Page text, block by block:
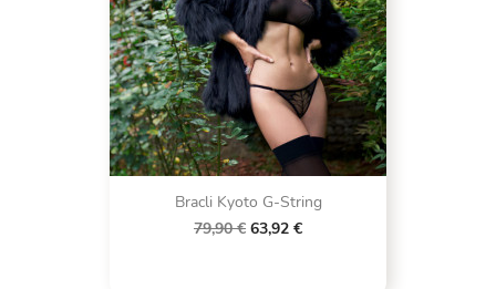
Bracli Kyoto G-String
79,90 € 63,92 €